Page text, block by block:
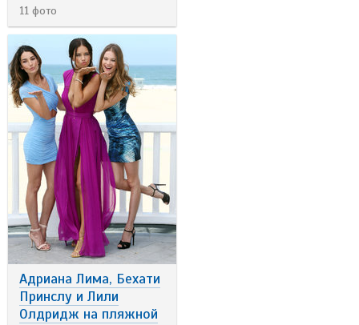
11 фото
Адриана Лима, Бехати
Принслу и Лили
Олдридж на пляжной